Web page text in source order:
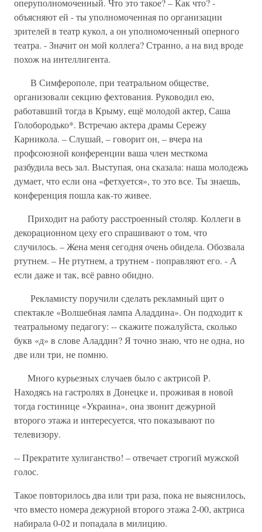
оперуполномоченный. Что это такое? – Как что? -
объясняют ей - ты уполномоченная по организации
зрителей в театр кукол, а он уполномоченный оперного
театра. - Значит он мой коллега? Странно, а на вид вроде
похож на интеллигента.
В Симферополе, при театральном обществе,
организовали секцию фехтования. Руководил ею,
работавший тогда в Крыму, ещё молодой актер, Саша
Голобородько*. Встречаю актера драмы Сережу
Карникола. – Слушай, – говорит он, – вчера на
профсоюзной конференции ваша член месткома
разбудила весь зал. Выступая, она сказала: наша молодежь
думает, что если она «фетхуется», то это все. Ты знаешь,
конференция пошла как-то живее.
Приходит на работу расстроенный столяр. Коллеги в
декорационном цеху его спрашивают о том, что
случилось. – Жена меня сегодня очень обидела. Обозвала
ртутнем. – Не ртутнем, а трутнем - поправляют его. - А
если даже и так, всё равно обидно.
Рекламисту поручили сделать рекламный щит о
спектакле «Волшебная лампа Аладдина». Он подходит к
театральному педагогу: -- скажите пожалуйста, сколько
букв «д» в слове Аладдин? Я точно знаю, что не одна, но
две или три, не помню.
Много курьезных случаев было с актрисой Р.
Находясь на гастролях в Донецке и, проживая в новой
тогда гостинице «Украина», она звонит дежурной
второго этажа и интересуется, что показывают по
телевизору.
-- Прекратите хулиганство! – отвечает строгий мужской
голос.
Такое повторилось два или три раза, пока не выяснилось,
что вместо номера дежурной второго этажа 2-00, актриса
набирала 0-02 и попадала в милицию.